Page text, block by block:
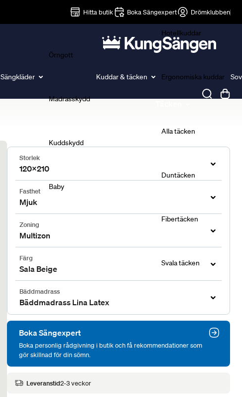
Hitta butik Boka Sängexpert Drömklubben
Sängkläder
Örngott
Madrasskydd
Kuddskydd
Baby
Kuddar & täcken
Hotellkuddar
Ergonomiska kuddar
Alla täcken
Duntäcken
Fibertäcken
Svala täcken
Storlek
120x210
Fasthet
Mjuk
Zoning
Multizon
Färg
Sala Beige
Bäddmadrass
Bäddmadrass Lina Latex
Boka Sängexpert
Boka personlig rådgivning i butik och få rekommendationer som
gör skillnad för din sömn.
Leveranstid2-3 veckor